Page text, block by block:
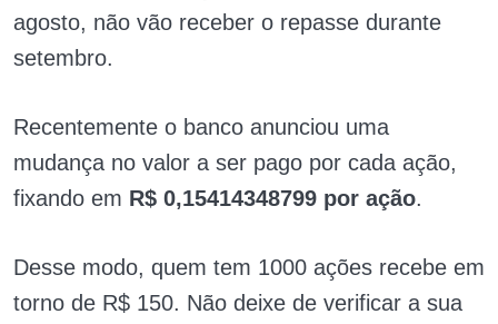
agosto, não vão receber o repasse durante
setembro.
Recentemente o banco anunciou uma
mudança no valor a ser pago por cada ação,
fixando em R$ 0,15414348799 por ação.
Desse modo, quem tem 1000 ações recebe em
torno de R$ 150. Não deixe de verificar a sua